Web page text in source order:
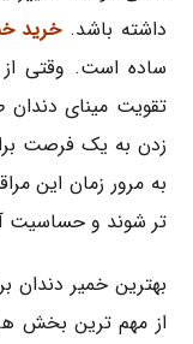
داشته باشد.خرید
ساده است. وقتی از
تقویت مینای
زدن به یک فرصت
به مرور زمان این
تر شوند و حساسیت
بهترین خمیر دندان
از مهم ترین بخش